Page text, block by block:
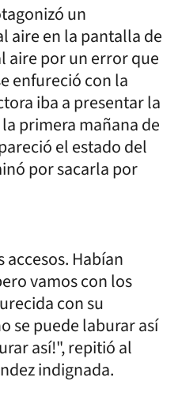
un
aire en la pantalla de
aire por un error que
enfureció con la
iba a presentar la
primera mañana de
el estado del
por sacarla por
accesos. Habían
vamos con los
con su
se puede laburar así
así!", repitió al
indignada.